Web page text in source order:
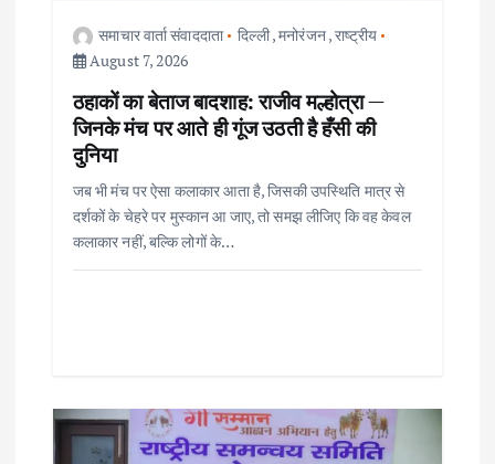
समाचार वार्ता संवाददाता दिल्ली,मनोरंजन,राष्ट्रीय
August 7, 2026
ठहाकों का बेताज बादशाह: राजीव मल्होत्रा —
जिनके मंच पर आते ही गूंज उठती है हँसी की
दुनिया
जब भी मंच पर ऐसा कलाकार आता है, जिसकी उपस्थिति मात्र से
दर्शकों के चेहरे पर मुस्कान आ जाए, तो समझ लीजिए कि वह केवल
कलाकार नहीं, बल्कि लोगों के…